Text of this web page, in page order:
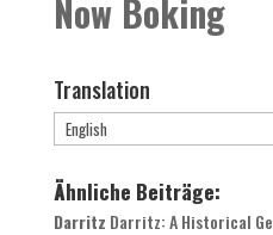
Now Boking
Translation
Ähnliche Beiträge:
Darritz Darritz: A Historical